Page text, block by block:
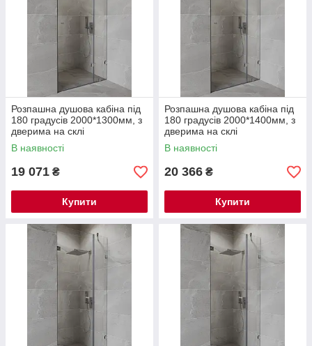
Розпашна душова кабіна під
180 градусів 2000*1300мм, з
дверима на склі
В наявності
19 071 ₴
Купити
Розпашна душова кабіна під
180 градусів 2000*1400мм, з
дверима на склі
В наявності
20 366 ₴
Купити